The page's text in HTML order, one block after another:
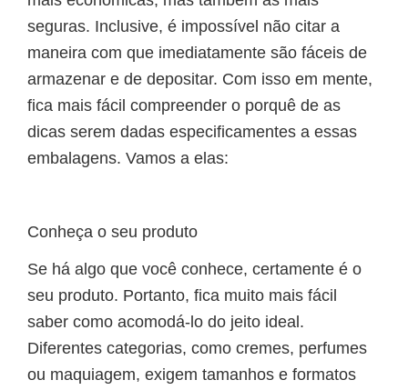
seguras. Inclusive, é impossível não citar a
maneira com que imediatamente são fáceis de
armazenar e de depositar. Com isso em mente,
fica mais fácil compreender o porquê de as
dicas serem dadas especificamentes a essas
embalagens. Vamos a elas:
Conheça o seu produto
Se há algo que você conhece, certamente é o
seu produto. Portanto, fica muito mais fácil
saber como acomodá-lo do jeito ideal.
Diferentes categorias, como cremes, perfumes
ou maquiagem, exigem tamanhos e formatos